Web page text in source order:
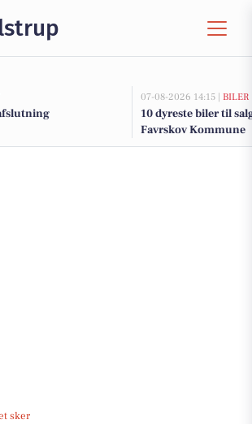
07-08-2026 14:15 | BILER
10 dyreste biler til
Favrskov Kommune
sker
Vejfest fejrer 10-års jubilæum i Silkeborg